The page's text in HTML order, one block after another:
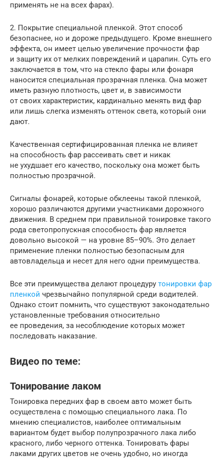
применять не на всех фарах).
2. Покрытие специальной пленкой. Этот способ
безопаснее, но и дороже предыдущего. Кроме внешнего
эффекта, он имеет целью увеличение прочности фар
и защиту их от мелких повреждений и царапин. Суть его
заключается в том, что на стекло фары или фонаря
наносится специальная прозрачная пленка. Она может
иметь разную плотность, цвет и, в зависимости
от своих характеристик, кардинально менять вид фар
или лишь слегка изменять оттенок света, который они
дают.
Качественная сертифицированная пленка не влияет
на способность фар рассеивать свет и никак
не ухудшает его качество, поскольку она может быть
полностью прозрачной.
Сигналы фонарей, которые обклеены такой пленкой,
хорошо различаются другими участниками дорожного
движения. В среднем при правильной тонировке такого
рода светопропускная способность фар является
довольно высокой — на уровне 85–90%. Это делает
применение пленки полностью безопасным для
автовладельца и несет для него одни преимущества.
Все эти преимущества делают процедуру тонировки фар
пленкой чрезвычайно популярной среди водителей.
Однако стоит помнить, что существуют законодательно
установленные требования относительно
ее проведения, за несоблюдение которых может
последовать наказание.
Видео по теме:
Тонирование лаком
Тонировка передних фар в своем авто может быть
осуществлена с помощью специального лака. По
мнению специалистов, наиболее оптимальным
вариантом будет выбор полупрозрачного лака либо
красного, либо черного оттенка. Тонировать фары
лаками других цветов не очень удобно, но иногда